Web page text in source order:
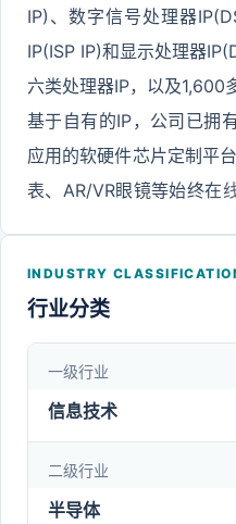
IP)、数字信号处理器
IP(ISP IP)和显示处理器
六类处理器IP，以及1,600
基于自有的IP，公司已拥
应用的软硬件芯片定制平
表、AR/VR眼镜等始终在
能云侧计算设备。为顺
司正在以“IP芯片化(IP as
(Chiplet as a Platform)”
IP、Chiplet芯片架构、先
智慧出行的解决方案等
INDUSTRY
行业分类
一级行业
信息技术
二级行业
半导体